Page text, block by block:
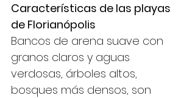
Características de las playas
de Florianópolis
Bancos de arena suave con
granos claros y aguas
verdosas, árboles altos,
bosques más densos, son